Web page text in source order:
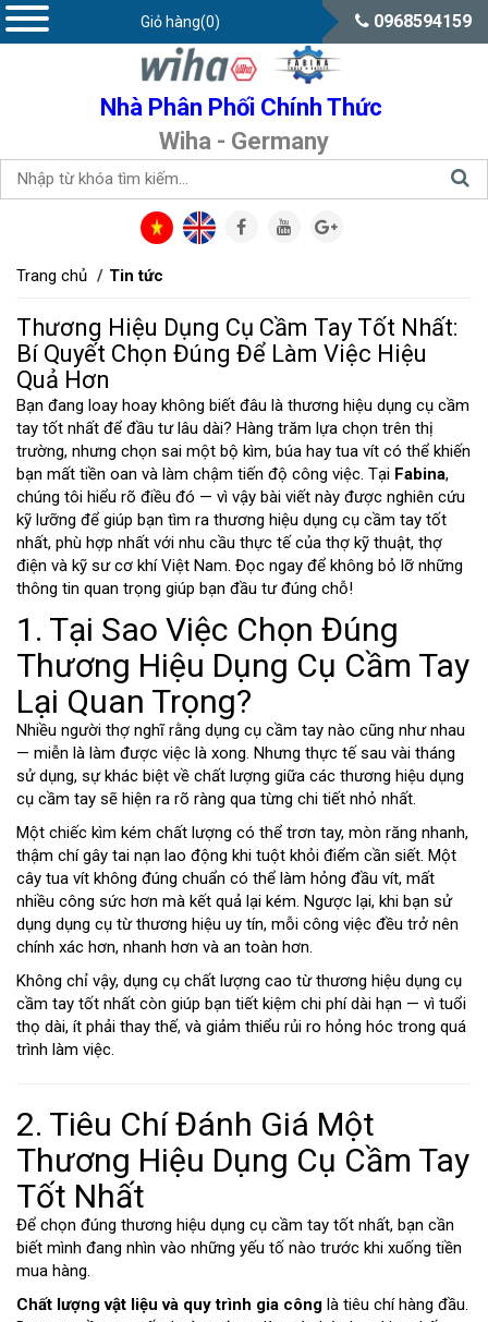
0968594159
Nhà Phân Phối Chính Thức
Wiha - Germany
Giỏ hàng(0)
Trang chủ Tin tức
Thương Hiệu Dụng Cụ Cầm Tay Tốt Nhất:
Bí Quyết Chọn Đúng Để Làm Việc Hiệu
Quả Hơn
Bạn đang loay hoay không biết đâu là thương hiệu dụng cụ cầm
tay tốt nhất để đầu tư lâu dài? Hàng trăm lựa chọn trên thị
trường, nhưng chọn sai một bộ kìm, búa hay tua vít có thể khiến
bạn mất tiền oan và làm chậm tiến độ công việc. Tại Fabina,
chúng tôi hiểu rõ điều đó — vì vậy bài viết này được nghiên cứu
kỹ lưỡng để giúp bạn tìm ra thương hiệu dụng cụ cầm tay tốt
nhất, phù hợp nhất với nhu cầu thực tế của thợ kỹ thuật, thợ
điện và kỹ sư cơ khí Việt Nam. Đọc ngay để không bỏ lỡ những
thông tin quan trọng giúp bạn đầu tư đúng chỗ!
1. Tại Sao Việc Chọn Đúng
Thương Hiệu Dụng Cụ Cầm Tay
Lại Quan Trọng?
Nhiều người thợ nghĩ rằng dụng cụ cầm tay nào cũng như nhau
— miễn là làm được việc là xong. Nhưng thực tế sau vài tháng
sử dụng, sự khác biệt về chất lượng giữa các thương hiệu dụng
cụ cầm tay sẽ hiện ra rõ ràng qua từng chi tiết nhỏ nhất.
Một chiếc kìm kém chất lượng có thể trơn tay, mòn răng nhanh,
thậm chí gây tai nạn lao động khi tuột khỏi điểm cần siết. Một
cây tua vít không đúng chuẩn có thể làm hỏng đầu vít, mất
nhiều công sức hơn mà kết quả lại kém. Ngược lại, khi bạn sử
dụng dụng cụ từ thương hiệu uy tín, mỗi công việc đều trở nên
chính xác hơn, nhanh hơn và an toàn hơn.
Không chỉ vậy, dụng cụ chất lượng cao từ thương hiệu dụng cụ
cầm tay tốt nhất còn giúp bạn tiết kiệm chi phí dài hạn — vì tuổi
thọ dài, ít phải thay thế, và giảm thiểu rủi ro hỏng hóc trong quá
trình làm việc.
2. Tiêu Chí Đánh Giá Một
Thương Hiệu Dụng Cụ Cầm Tay
Tốt Nhất
Để chọn đúng thương hiệu dụng cụ cầm tay tốt nhất, bạn cần
biết mình đang nhìn vào những yếu tố nào trước khi xuống tiền
mua hàng.
Chất lượng vật liệu và quy trình gia công là tiêu chí hàng đầu.